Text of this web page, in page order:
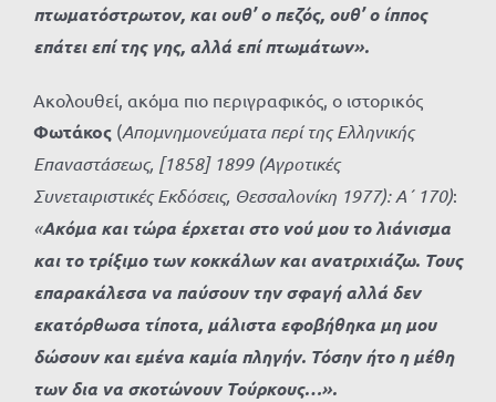
πτωματόστρωτον, και ουθ’ ο πεζός, ουθ’ ο ίππος
επάτει επί της γης, αλλά επί πτωμάτων».
Ακολουθεί, ακόμα πιο περιγραφικός, ο ιστορικός
Φωτάκος (Απομνημονεύματα περί της Ελληνικής
Επαναστάσεως, [1858] 1899 (Αγροτικές
Συνεταιριστικές Εκδόσεις, Θεσσαλονίκη 1977): Α΄ 170):
«Ακόμα και τώρα έρχεται στο νού μου το λιάνισμα
και το τρίξιμο των κοκκάλων και ανατριχιάζω. Τους
επαρακάλεσα να παύσουν την σφαγή αλλά δεν
εκατόρθωσα τίποτα, μάλιστα εφοβήθηκα μη μου
δώσουν και εμένα καμία πληγήν. Τόσην ήτο η μέθη
των δια να σκοτώνουν Τούρκους…».